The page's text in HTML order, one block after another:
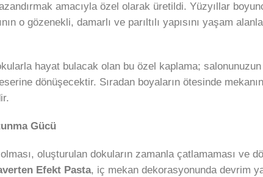
amacıyla özel olarak üretildi. Yüzyıllar
o gözenekli, damarlı ve parıltılı yapısını yaşam
hayat bulacak olan bu özel kaplama;
dönüşecektir. Sıradan boyaların ötesinde
Gücü
oluşturulan dokuların zamanla çatlamaması ve
Efekt Pasta, iç mekan dekorasyonunda devrim